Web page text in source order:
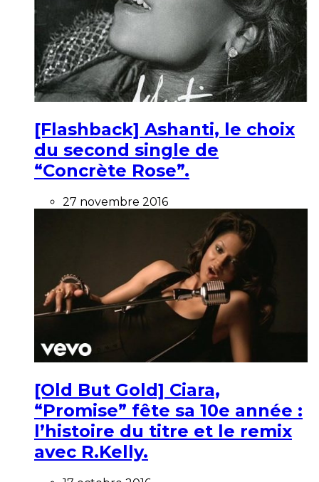
[Flashback] Ashanti, le choix
du second single de
“Concrète Rose”.
27 novembre 2016
[Old But Gold] Ciara,
“Promise” fête sa 10e année :
l’histoire du titre et le remix
avec R.Kelly.